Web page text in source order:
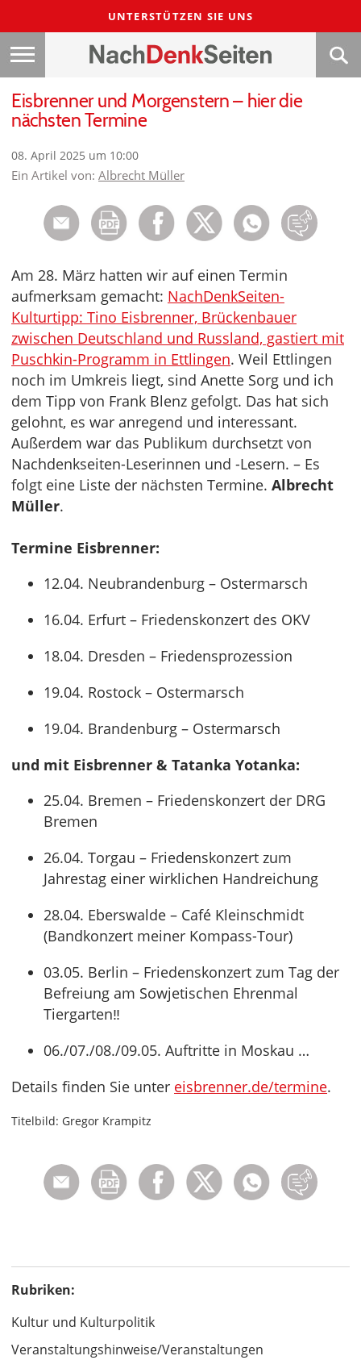
UNTERSTÜTZEN SIE UNS
Eisbrenner und Morgenstern – hier die
nächsten Termine
08. April 2025 um 10:00
Ein Artikel von: Albrecht Müller
Am 28. März hatten wir auf einen Termin
aufmerksam gemacht: NachDenkSeiten-
Kulturtipp: Tino Eisbrenner, Brückenbauer
zwischen Deutschland und Russland, gastiert mit
Puschkin-Programm in Ettlingen. Weil Ettlingen
noch im Umkreis liegt, sind Anette Sorg und ich
dem Tipp von Frank Blenz gefolgt. Das hat sich
gelohnt, es war anregend und interessant.
Außerdem war das Publikum durchsetzt von
Nachdenkseiten-Leserinnen und -Lesern. – Es
folgt eine Liste der nächsten Termine. Albrecht
Müller.
Termine Eisbrenner:
12.04. Neubrandenburg – Ostermarsch
16.04. Erfurt – Friedenskonzert des OKV
18.04. Dresden – Friedensprozession
19.04. Rostock – Ostermarsch
19.04. Brandenburg – Ostermarsch
und mit Eisbrenner & Tatanka Yotanka:
25.04. Bremen – Friedenskonzert der DRG
Bremen
26.04. Torgau – Friedenskonzert zum
Jahrestag einer wirklichen Handreichung
28.04. Eberswalde – Café Kleinschmidt
(Bandkonzert meiner Kompass-Tour)
03.05. Berlin – Friedenskonzert zum Tag der
Befreiung am Sowjetischen Ehrenmal
Tiergarten‼
06./07./08./09.05. Auftritte in Moskau …
Details finden Sie unter eisbrenner.de/termine.
Titelbild: Gregor Krampitz
Rubriken:
Kultur und Kulturpolitik
Veranstaltungshinweise/Veranstaltungen